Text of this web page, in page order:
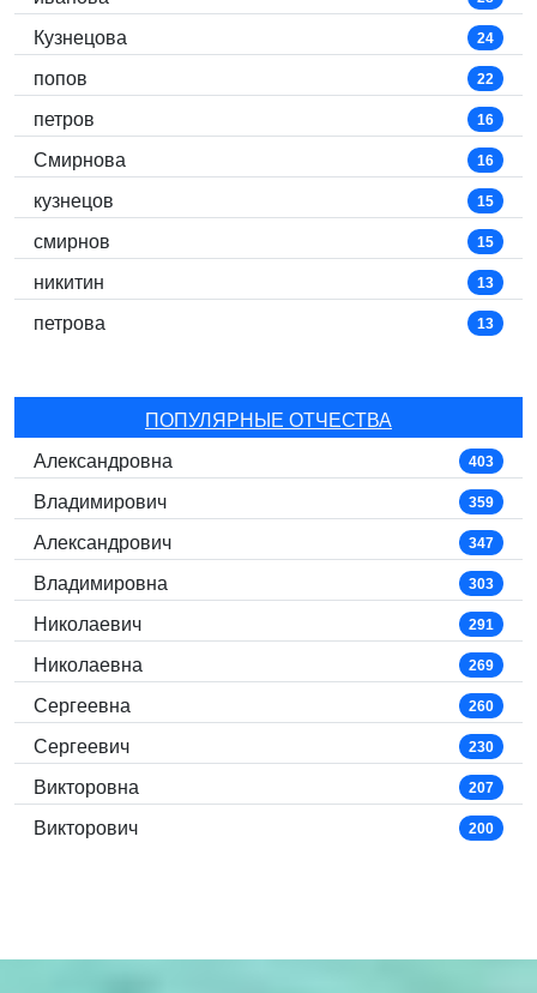
Кузнецова 24
попов 22
петров 16
Смирнова 16
кузнецов 15
смирнов 15
никитин 13
петрова 13
ПОПУЛЯРНЫЕ ОТЧЕСТВА
Александровна
403
Владимирович 359
Александрович 347
Владимировна 303
Николаевич 291
Николаевна 269
Сергеевна 260
Сергеевич 230
Викторовна 207
Викторович 200